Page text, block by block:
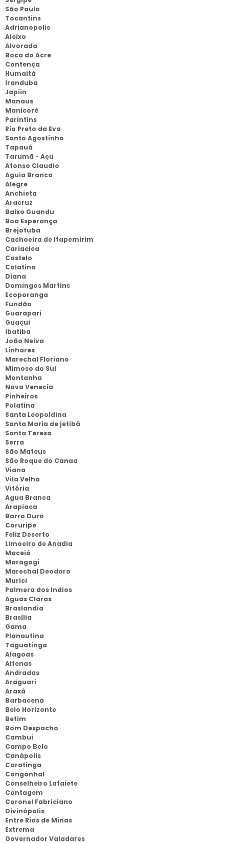
São Paulo
Tocantins
Adrianopolis
Aleixo
Alvorada
Boca do Acre
Contença
Humaitá
Iranduba
Japiin
Manaus
Manicoré
Parintins
Rio Preto da Eva
Santo Agostinho
Tapauá
Tarumã - Açu
Afonso Claudio
Aguia Branca
Alegre
Anchieta
Aracruz
Baixo Guandu
Boa Esperança
Brejotuba
Cachoeira de Itapemirim
Cariacica
Castelo
Colatina
Diana
Domingos Martins
Ecoporanga
Fundão
Guarapari
Guaçui
Ibatiba
João Neiva
Linhares
Marechal Floriano
Mimoso do Sul
Montanha
Nova Venecia
Pinheiros
Polatina
Santa Leopoldina
Santa Maria de jetibá
Santa Teresa
Serra
São Mateus
São Roque do Canaa
Viana
Vila Velha
Vitória
Agua Branca
Arapiaca
Barro Duro
Coruripe
Feliz Deserto
Limoeiro de Anadia
Maceió
Maragogi
Marechal Deodoro
Murici
Palmera dos Indios
Aguas Claras
Braslandia
Brasília
Gama
Planautina
Taguatinga
Alagoas
Alfenas
Andradas
Araguari
Araxá
Barbacena
Belo Horizonte
Betim
Bom Despacho
Cambuí
Campo Belo
Canápolis
Caratinga
Congonhal
Conselheiro Lafaiete
Contagem
Coronel Fabriciano
Divinópolis
Entre Rios de Minas
Extrema
Governador Valadares